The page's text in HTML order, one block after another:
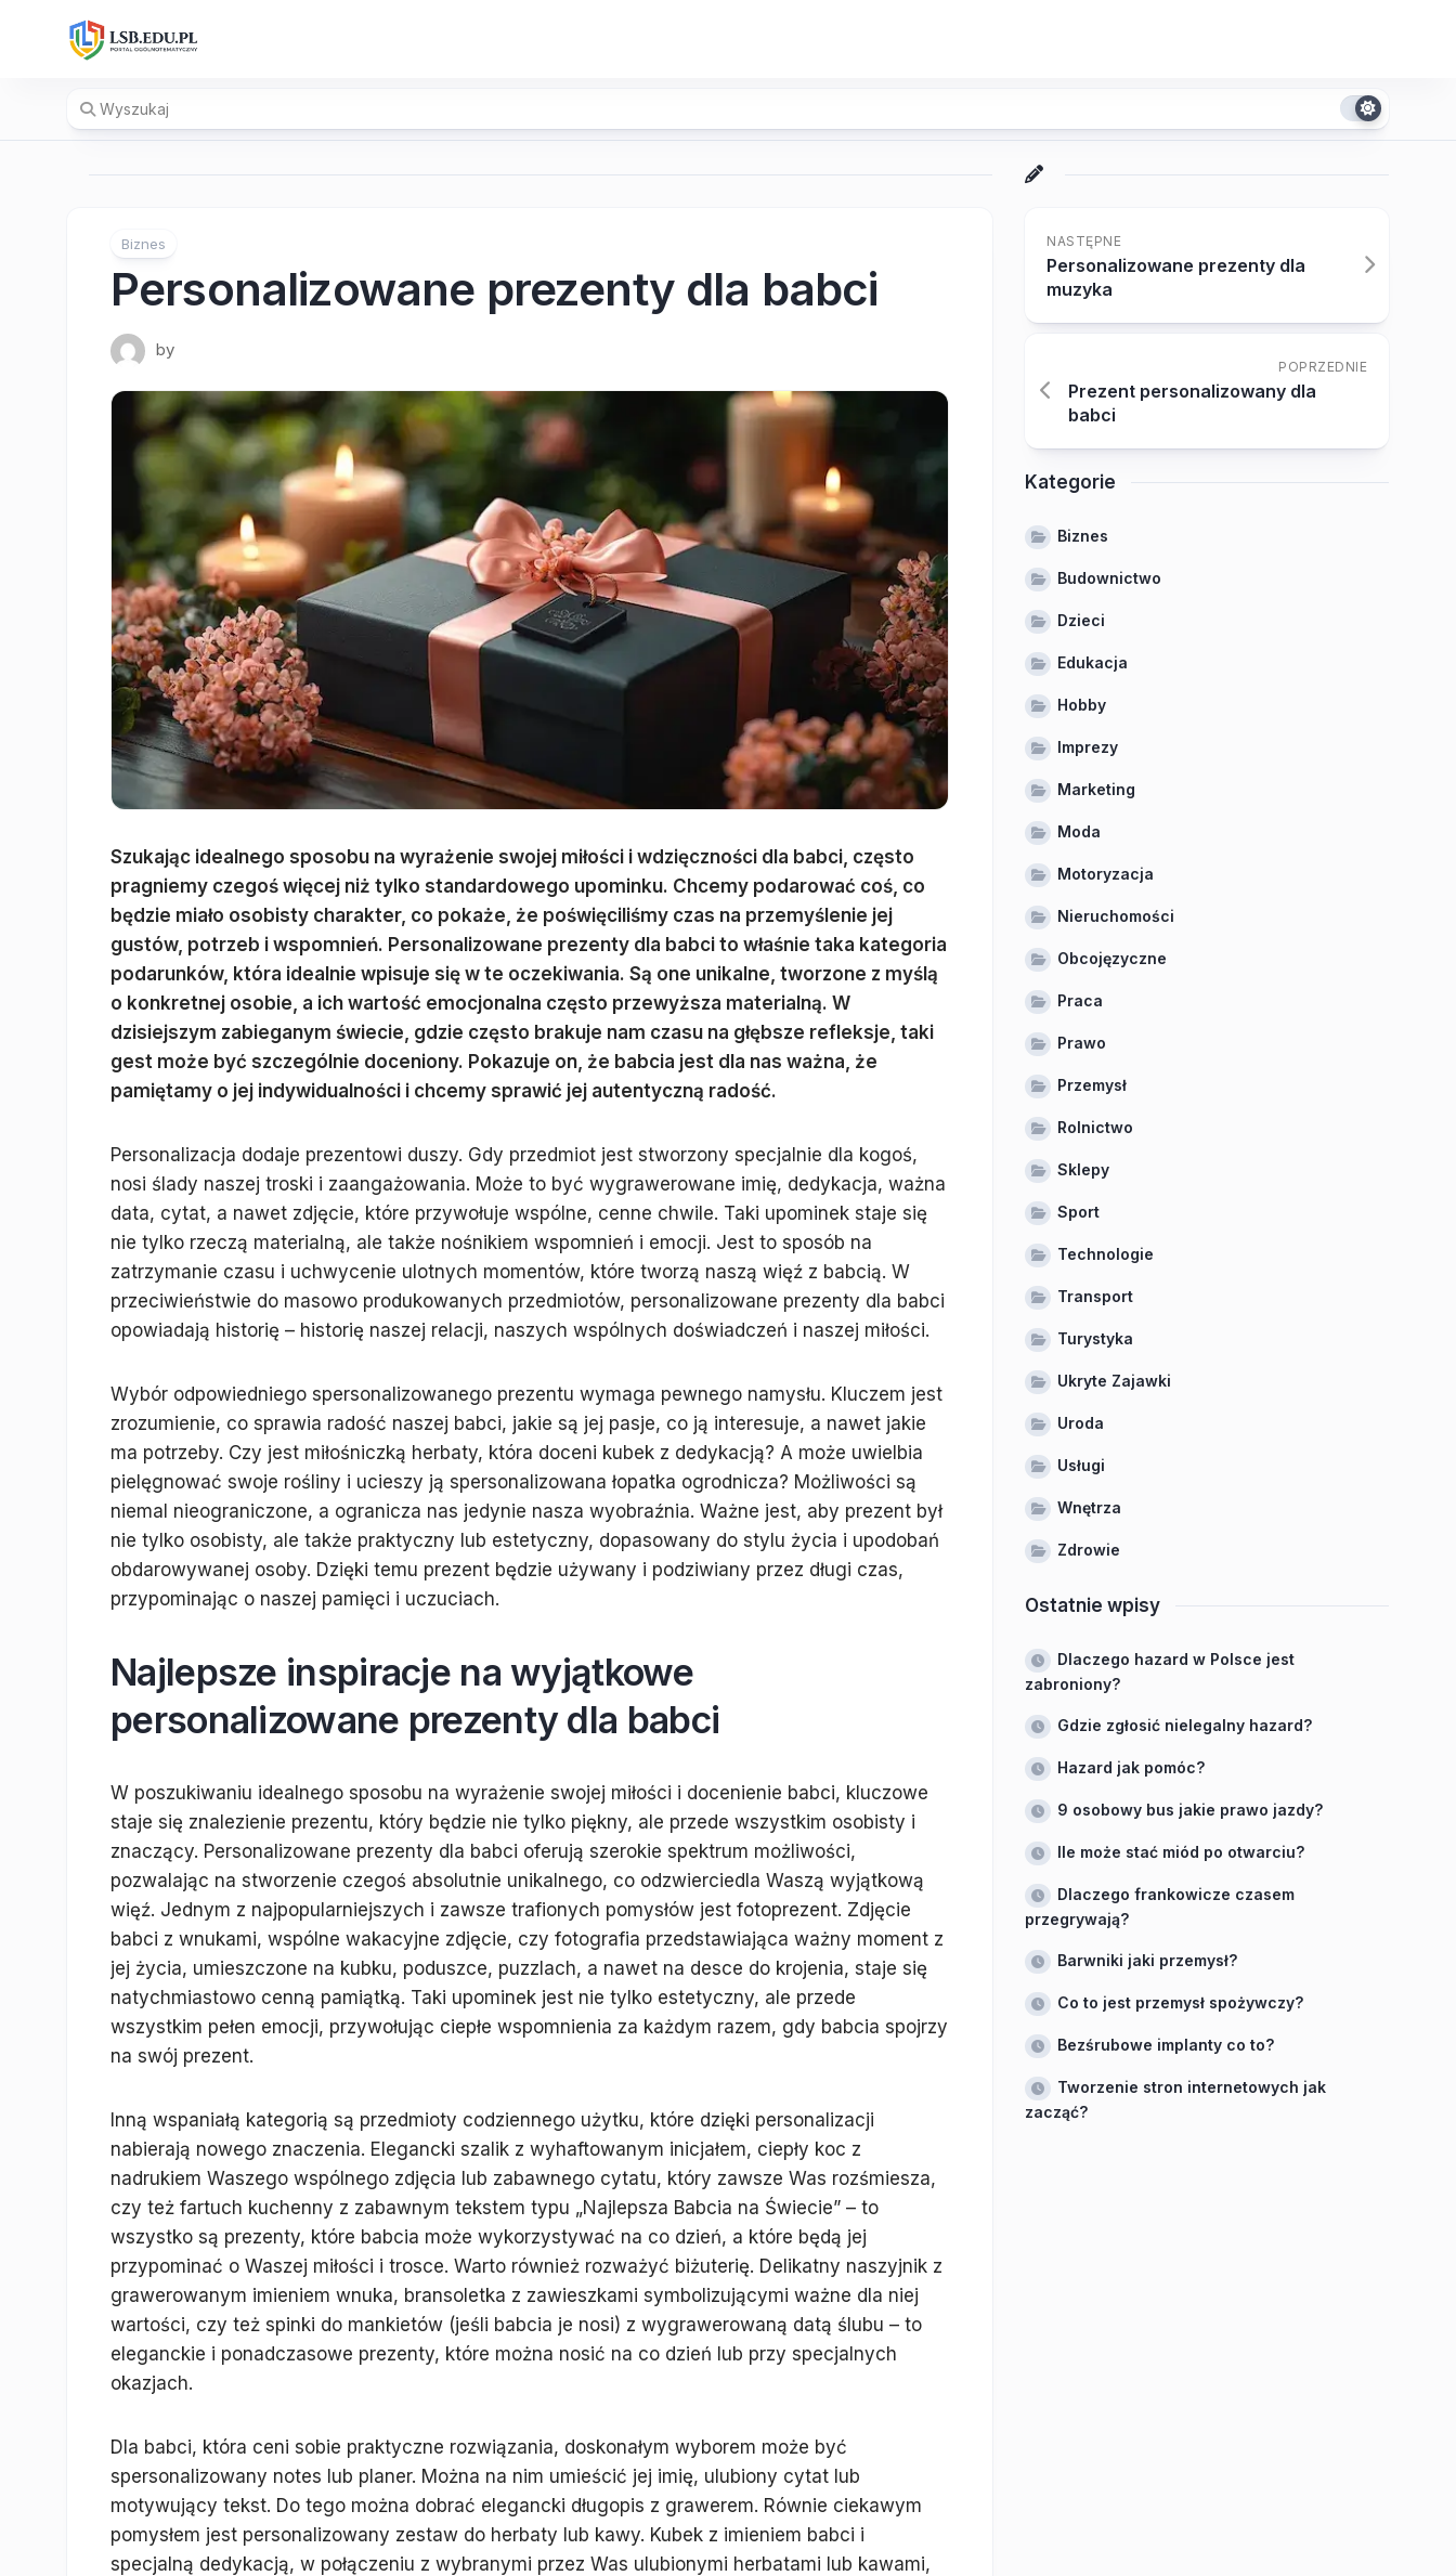
Biznes
Personalizowane prezenty dla babci
by
Szukając idealnego sposobu na wyrażenie swojej miłości i wdzięczności dla babci, często
pragniemy czegoś więcej niż tylko standardowego upominku. Chcemy podarować coś, co
będzie miało osobisty charakter, co pokaże, że poświęciliśmy czas na przemyślenie jej
gustów, potrzeb i wspomnień. Personalizowane prezenty dla babci to właśnie taka kategoria
podarunków, która idealnie wpisuje się w te oczekiwania. Są one unikalne, tworzone z myślą
o konkretnej osobie, a ich wartość emocjonalna często przewyższa materialną. W
dzisiejszym zabieganym świecie, gdzie często brakuje nam czasu na głębsze refleksje, taki
gest może być szczególnie doceniony. Pokazuje on, że babcia jest dla nas ważna, że
pamiętamy o jej indywidualności i chcemy sprawić jej autentyczną radość.
Personalizacja dodaje prezentowi duszy. Gdy przedmiot jest stworzony specjalnie dla kogoś,
nosi ślady naszej troski i zaangażowania. Może to być wygrawerowane imię, dedykacja, ważna
data, cytat, a nawet zdjęcie, które przywołuje wspólne, cenne chwile. Taki upominek staje się
nie tylko rzeczą materialną, ale także nośnikiem wspomnień i emocji. Jest to sposób na
zatrzymanie czasu i uchwycenie ulotnych momentów, które tworzą naszą więź z babcią. W
przeciwieństwie do masowo produkowanych przedmiotów, personalizowane prezenty dla babci
opowiadają historię – historię naszej relacji, naszych wspólnych doświadczeń i naszej miłości.
Wybór odpowiedniego spersonalizowanego prezentu wymaga pewnego namysłu. Kluczem jest
zrozumienie, co sprawia radość naszej babci, jakie są jej pasje, co ją interesuje, a nawet jakie
ma potrzeby. Czy jest miłośniczką herbaty, która doceni kubek z dedykacją? A może uwielbia
pielęgnować swoje rośliny i ucieszy ją spersonalizowana łopatka ogrodnicza? Możliwości są
niemal nieograniczone, a ogranicza nas jedynie nasza wyobraźnia. Ważne jest, aby prezent był
nie tylko osobisty, ale także praktyczny lub estetyczny, dopasowany do stylu życia i upodobań
obdarowywanej osoby. Dzięki temu prezent będzie używany i podziwiany przez długi czas,
przypominając o naszej pamięci i uczuciach.
Najlepsze inspiracje na wyjątkowe
personalizowane prezenty dla babci
W poszukiwaniu idealnego sposobu na wyrażenie swojej miłości i docenienie babci, kluczowe
staje się znalezienie prezentu, który będzie nie tylko piękny, ale przede wszystkim osobisty i
znaczący. Personalizowane prezenty dla babci oferują szerokie spektrum możliwości,
pozwalając na stworzenie czegoś absolutnie unikalnego, co odzwierciedla Waszą wyjątkową
więź. Jednym z najpopularniejszych i zawsze trafionych pomysłów jest fotoprezent. Zdjęcie
babci z wnukami, wspólne wakacyjne zdjęcie, czy fotografia przedstawiająca ważny moment z
jej życia, umieszczone na kubku, poduszce, puzzlach, a nawet na desce do krojenia, staje się
natychmiastowo cenną pamiątką. Taki upominek jest nie tylko estetyczny, ale przede
wszystkim pełen emocji, przywołując ciepłe wspomnienia za każdym razem, gdy babcia spojrzy
na swój prezent.
Inną wspaniałą kategorią są przedmioty codziennego użytku, które dzięki personalizacji
nabierają nowego znaczenia. Elegancki szalik z wyhaftowanym inicjałem, ciepły koc z
nadrukiem Waszego wspólnego zdjęcia lub zabawnego cytatu, który zawsze Was rozśmiesza,
czy też fartuch kuchenny z zabawnym tekstem typu „Najlepsza Babcia na Świecie” – to
wszystko są prezenty, które babcia może wykorzystywać na co dzień, a które będą jej
przypominać o Waszej miłości i trosce. Warto również rozważyć biżuterię. Delikatny naszyjnik z
grawerowanym imieniem wnuka, bransoletka z zawieszkami symbolizującymi ważne dla niej
wartości, czy też spinki do mankietów (jeśli babcia je nosi) z wygrawerowaną datą ślubu – to
eleganckie i ponadczasowe prezenty, które można nosić na co dzień lub przy specjalnych
okazjach.
Dla babci, która ceni sobie praktyczne rozwiązania, doskonałym wyborem może być
spersonalizowany notes lub planer. Można na nim umieścić jej imię, ulubiony cytat lub
motywujący tekst. Do tego można dobrać elegancki długopis z grawerem. Równie ciekawym
pomysłem jest personalizowany zestaw do herbaty lub kawy. Kubek z imieniem babci i
specjalną dedykacją, w połączeniu z wybranymi przez Was ulubionymi herbatami lub kawami,
NASTĘPNE
Personalizowane prezenty dla
muzyka
POPRZEDNIE
Prezent personalizowany dla
babci
Kategorie
Biznes
Budownictwo
Dzieci
Edukacja
Hobby
Imprezy
Marketing
Moda
Motoryzacja
Nieruchomości
Obcojęzyczne
Praca
Prawo
Przemysł
Rolnictwo
Sklepy
Sport
Technologie
Transport
Turystyka
Ukryte Zajawki
Uroda
Usługi
Wnętrza
Zdrowie
Ostatnie wpisy
Dlaczego hazard w Polsce jest
zabroniony?
Gdzie zgłosić nielegalny hazard?
Hazard jak pomóc?
9 osobowy bus jakie prawo jazdy?
Ile może stać miód po otwarciu?
Dlaczego frankowicze czasem
przegrywają?
Barwniki jaki przemysł?
Co to jest przemysł spożywczy?
Bezśrubowe implanty co to?
Tworzenie stron internetowych jak
zacząć?